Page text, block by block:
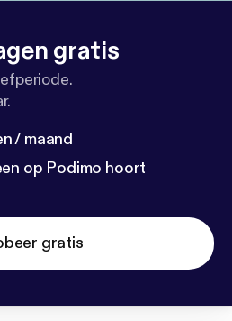
gratis
/ maand
op Podimo hoort
gratis